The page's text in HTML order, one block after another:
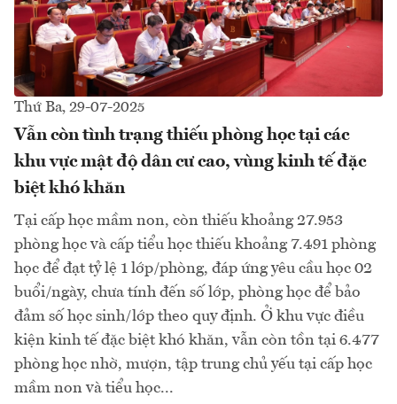
Thứ Ba, 29-07-2025
Vẫn còn tình trạng thiếu phòng học tại các
khu vực mật độ dân cư cao, vùng kinh tế đặc
biệt khó khăn
Tại cấp học mầm non, còn thiếu khoảng 27.953
phòng học và cấp tiểu học thiếu khoảng 7.491 phòng
học để đạt tỷ lệ 1 lớp/phòng, đáp ứng yêu cầu học 02
buổi/ngày, chưa tính đến số lớp, phòng học để bảo
đảm số học sinh/lớp theo quy định. Ở khu vực điều
kiện kinh tế đặc biệt khó khăn, vẫn còn tồn tại 6.477
phòng học nhờ, mượn, tập trung chủ yếu tại cấp học
mầm non và tiểu học...